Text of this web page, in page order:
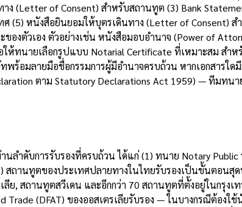
(Letter of Consent) สำหรับสถานทูต (3) Bank
(5) หนังสือยินยอมให้บุตรเดินทาง (Letter of Consent)
งตัวเอง ตัวอย่างเช่น หนังสือมอบอำนาจ (Power of
ห้ทนายเลือกรูปแบบ Notarial Certificate ที่เหมาะสม สำ
ร้อมลายมือชื่อกรรมการผู้มีอำนาจครบถ้วน หากเอกสารใ
ตาม Statutory Declarations Act 1959) — ทีมทน
ำดับการรับรองที่ครบถ้วน ได้แก่ (1) ทนาย Notary Public
สถานทูตของประเทศปลายทางในไทยรับรองเป็นขั้นตอน
, สถานทูตสวีเดน และอีกกว่า 70 สถานทูตที่ตั้งอยู่ในกรุงเ
Trade (DFAT) ของออสเตรเลียรับรอง — ในบางกรณีต้อง